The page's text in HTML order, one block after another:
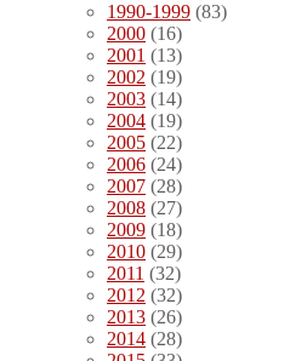
1990-1999 (83)
2000 (16)
2001 (13)
2002 (19)
2003 (14)
2004 (19)
2005 (22)
2006 (24)
2007 (28)
2008 (27)
2009 (18)
2010 (29)
2011 (32)
2012 (32)
2013 (26)
2014 (28)